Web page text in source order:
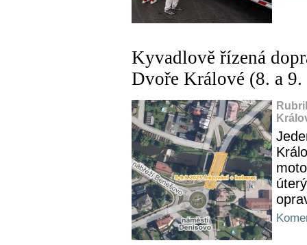
Kyvadlově řízená
Dvoře Králové (8. a